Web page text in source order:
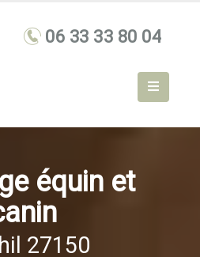
équin et
27150